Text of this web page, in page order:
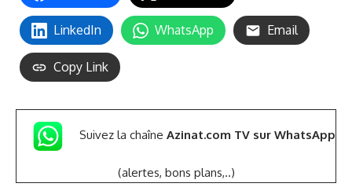
LinkedIn WhatsApp Email
Copy Link
Suivez la chaîne Azinat.com TV sur WhatsApp
(alertes, bons plans,..)